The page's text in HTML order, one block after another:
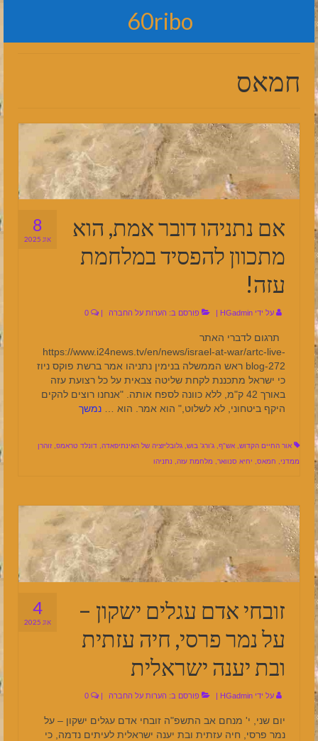
60ribo
חמאס
8
אוג 2025
אם נתניהו דובר אמת, הוא
מתכוון להפסיד במלחמת
עזה!
על ידי HGadmin פורסם ב: הערות על החברה
תרגום לדברי האתר
https://www.i24news.tv/en/news/israel-at-war/artc-live-
blog-272 ראש הממשלה בנימין נתניהו אמר ברשת פוקס ניוז
כי ישראל מתכננת לקחת שליטה צבאית על כל רצועת עזה
באורך 42 ק"מ, ללא כוונה לספח אותה. "אנחנו רוצים להקים
היקף ביטחוני, לא לשלוט," הוא אמר. הוא … נמשך
אור החיים הקדוש, אש"ף, ג'ורג' בוש, גלובליזציה של האינתיפאדה, דונלד טראמפ, זוהרן
ממדני, חמאס, יחיא סנוואר, מלחמת עזה, נתניהו
4
אוג 2025
זובחי אדם עגלים ישקון –
על נמר פרסי, חיה עזתית
ובת יענה ישראלית
על ידי HGadmin
| פורסם ב: הערות על החברה |
יום שני, י' מנחם אב התשפ"ה זובחי אדם עגלים ישקון – על
נמר פרסי, חיה עזתית ובת יענה ישראלית לעיתים נדמה, כי